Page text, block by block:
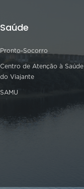
Saúde
Pronto-Socorro
Centro de Atenção à Saúde
do Viajante
SAMU